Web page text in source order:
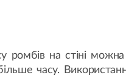
ромбів на стіні
часу.